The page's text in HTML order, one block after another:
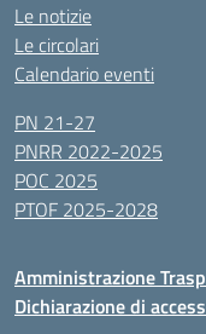
Le notizie
Le circolari
Calendario eventi
PN 21-27
PNRR 2022-2025
POC 2025
PTOF 2025-2028
Amministrazione
Dichiarazione di